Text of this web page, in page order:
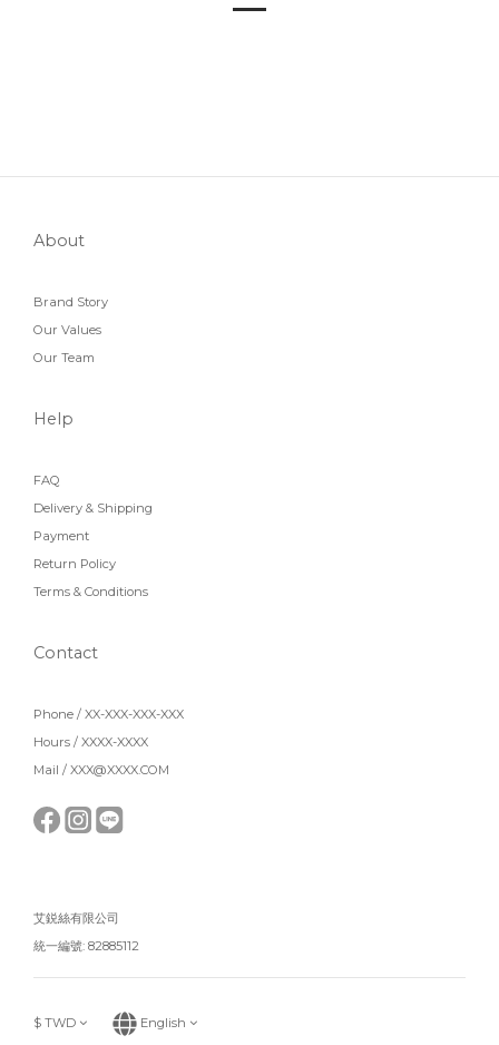
About
Brand Story
Our Values
Our Team
Help
FAQ
Delivery & Shipping
Payment
Return Policy
Terms & Conditions
Contact
Phone / XX-XXX-XXX-XXX
Hours / XXXX-XXXX
Mail / XXX@XXXX.COM
艾鋭絲有限公司
統一編號: 82885112
$ TWD English